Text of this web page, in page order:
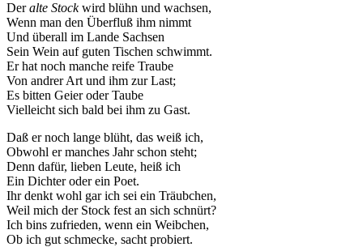
Deralte Stockwird blühn und wachsen,
Wenn man den Überfluß ihm nimmt
Und überall im Lande Sachsen
Sein Wein auf guten Tischen schwimmt.
Er hat noch manche reife Traube
Von andrer Art und ihm zur Last;
Es bitten Geier oder Taube
Vielleicht sich bald bei ihm zu Gast.
Daß er noch lange blüht, das weiß ich,
Obwohl er manches Jahr schon steht;
Denn dafür, lieben Leute, heiß ich
Ein Dichter oder ein Poet.
Ihr denkt wohl gar ich sei ein Träubchen,
Weil mich der Stock fest an sich schnürt?
Ich bins zufrieden, wenn ein Weibchen,
Ob ich gut schmecke, sacht probiert.